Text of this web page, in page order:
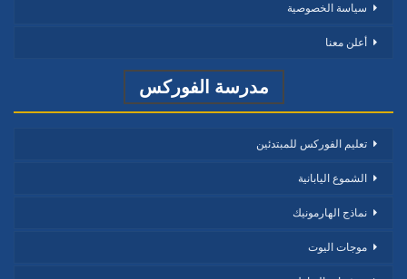
سياسة الخصوصية
أعلن معنا
مدرسة الفوركس
تعليم الفوركس للمبتدئين
الشموع اليابانية
نماذج الهارمونيك
موجات اليوت